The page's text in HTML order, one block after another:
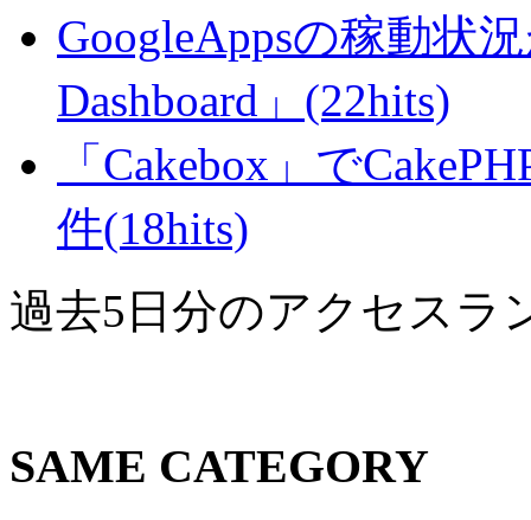
GoogleAppsの稼動状
Dashboard」(22hits)
「Cakebox」で
件(18hits)
過去5日分のアクセスラ
SAME CATEGORY